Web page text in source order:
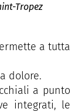
Tropez
a tutta
dolore.
a punto
integrati, le